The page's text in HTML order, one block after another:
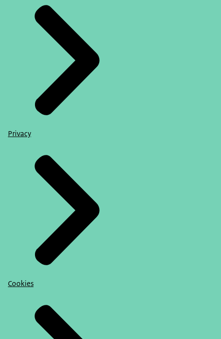
Privacy
Cookies